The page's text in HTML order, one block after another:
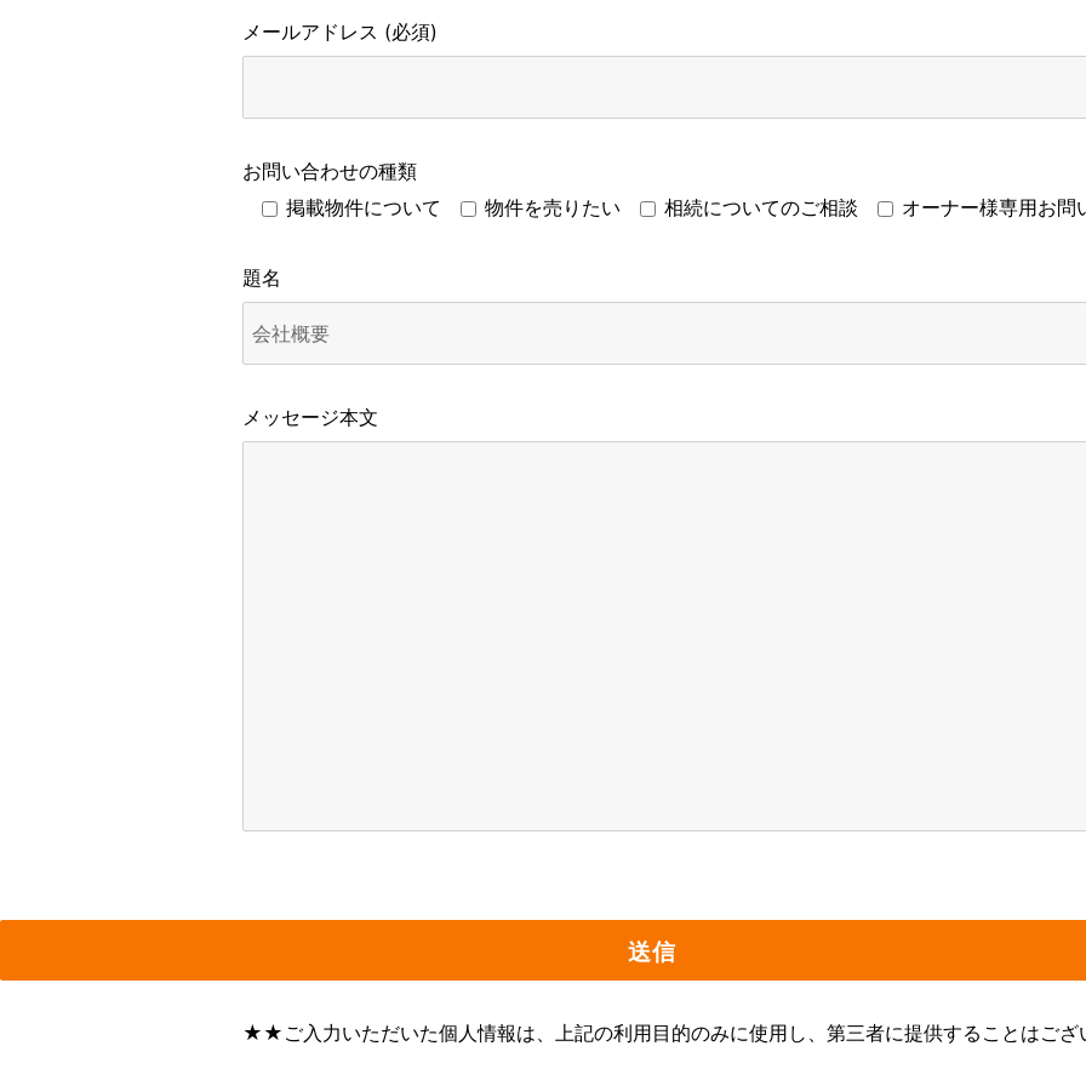
メールアドレス (必須)
お問い合わせの種類
掲載物件について
物件を売りたい 相続についてのご相談 オーナー様専用お問
題名
メッセージ本文
★★ご入力いただいた個人情報は、上記の利用目的のみに使用し、第三者に提供することはご